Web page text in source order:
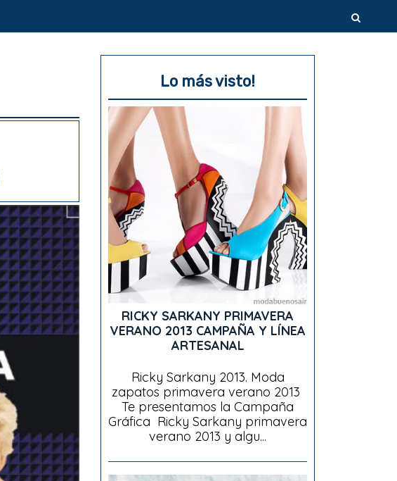
Lo más visto!
RICKY SARKANY PRIMAVERA
VERANO 2013 CAMPAÑA Y LÍNEA
ARTESANAL
Ricky Sarkany 2013. Moda
zapatos primavera verano 2013
Te presentamos la Campaña
Gráfica Ricky Sarkany primavera
verano 2013 y algu...